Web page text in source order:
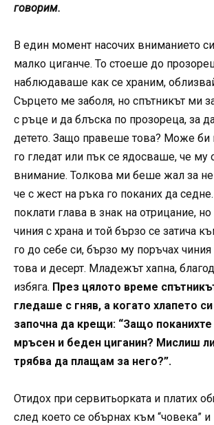
говорим.
В един момент насочих вниманието
малко циганче. То стоеше до
наблюдаваше как се храним,
Сърцето ме заболя, но спътникът ми
с ръце и да блъска по прозореца, за
детето. Защо правеше това? Може би
го гледат или пък се ядосваше, че
внимание. Толкова ми беше жал за
че с жест на ръка го поканих да
поклати глава в знак на отрицание,
чиния с храна и той бързо се затича
го до себе си, бързо му поръчах
това и десерт. Младежът хапна,
избяга. През цялото време
гледаше с гняв, а когато хлапето
започна да крещи: “Защо поканихте
мръсен и беден циганин? Мислиш
трябва да плащам за него?”.
Отидох при сервитьорката и платих
след което се обърнах към “човека” и